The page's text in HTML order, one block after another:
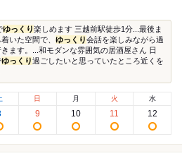
ゆっくり楽しめます 三越前駅徒歩1分...最後ま
いた空間で、 ゆっくり会話を楽しみながら過
ます。...和モダンな雰囲気の居酒屋さん 日
ゆっくり過ごしたいと思っていたところ近くを
日
9
月
10
火
11
水
12